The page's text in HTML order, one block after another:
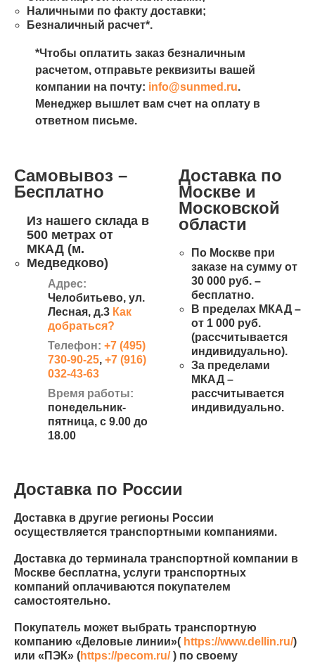
Наличными по факту доставки;
Безналичный расчет*.
*Чтобы оплатить заказ безналичным
расчетом, отправьте реквизиты вашей
компании на почту: info@sunmed.ru.
Менеджер вышлет вам счет на оплату в
ответном письме.
Самовывоз –
Бесплатно
Из нашего склада в
500 метрах от
МКАД (м.
Медведково)
Адрес:
Челобитьево, ул.
Лесная, д.3 Как
добраться?
Телефон: +7 (495)
730-90-25, +7 (916)
032-43-63
Время работы:
понедельник-
пятница, с 9.00 до
18.00
Доставка по
Москве и
Московской
области
По Москве при
заказе на сумму от
30 000 руб. –
бесплатно.
В пределах МКАД –
от 1 000 руб.
(рассчитывается
индивидуально).
За пределами
МКАД –
рассчитывается
индивидуально.
Доставка по России
Доставка в другие регионы России
осуществляется транспортными компаниями.
Доставка до терминала транспортной компании в
Москве бесплатна, услуги транспортных
компаний оплачиваются покупателем
самостоятельно.
Покупатель может выбрать транспортную
компанию «Деловые линии»( https://www.dellin.ru/)
или «ПЭК» (https://pecom.ru/) по своему